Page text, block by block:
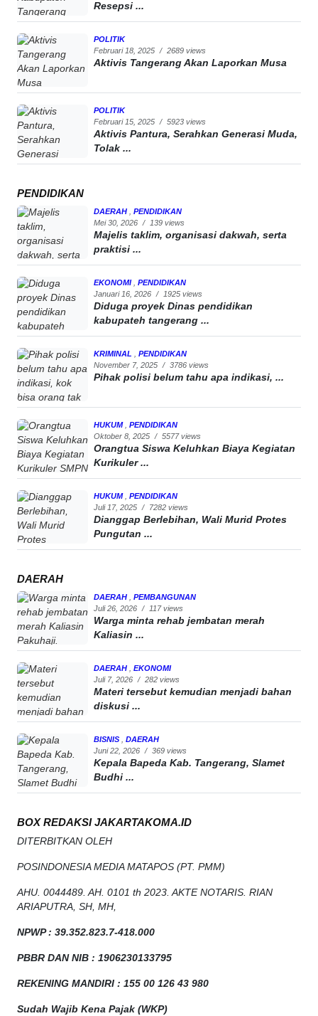
Resepsi ...
POLITIK
Februari 18, 2025 / 2689 views
Aktivis Tangerang Akan Laporkan Musa
POLITIK
Februari 15, 2025 / 5923 views
Aktivis Pantura, Serahkan Generasi Muda,
Tolak ...
PENDIDIKAN
DAERAH
PENDIDIKAN
Mei 30, 2026 / 139 views
Majelis taklim, organisasi dakwah, serta
praktisi ...
EKONOMI
PENDIDIKAN
Januari 16, 2026 / 1925 views
Diduga proyek Dinas pendidikan
kabupateh tangerang ...
KRIMINAL
PENDIDIKAN
November 7, 2025 / 3786 views
Pihak polisi belum tahu apa indikasi, ...
HUKUM
PENDIDIKAN
Oktober 8, 2025 / 5577 views
Orangtua Siswa Keluhkan Biaya Kegiatan
Kurikuler ...
HUKUM
PENDIDIKAN
Juli 17, 2025 / 7282 views
Dianggap Berlebihan, Wali Murid Protes
Pungutan ...
DAERAH
DAERAH
PEMBANGUNAN
Juli 26, 2026 / 117 views
Warga minta rehab jembatan merah
Kaliasin ...
DAERAH
EKONOMI
Juli 7, 2026 / 282 views
Materi tersebut kemudian menjadi bahan
diskusi ...
BISNIS
DAERAH
Juni 22, 2026 / 369 views
Kepala Bapeda Kab. Tangerang, Slamet
Budhi ...
BOX REDAKSI JAKARTAKOMA.ID
DITERBITKAN OLEH
POSINDONESIA MEDIA MATAPOS (PT. PMM)
AHU. 0044489. AH. 0101 th 2023. AKTE NOTARIS. RIAN
ARIAPUTRA, SH, MH,
NPWP: 39.352.823.7-418.000
PBBR DAN NIB : 1906230133795
REKENING MANDIRI : 155 00 126 43 980
Sudah Wajib Kena Pajak (WKP)